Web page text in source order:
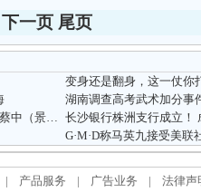
下一页 尾页
变身还是翻身，这一仗你
湖南调查高考武术加分事
养生行业——道阻且长、行则将至-----蔡中（景雄）
G·M·D称马英九接受美
| 产品服务 | 广告业务 |
法律声